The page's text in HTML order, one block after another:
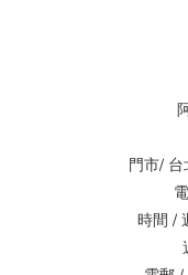
門市/
時間 /